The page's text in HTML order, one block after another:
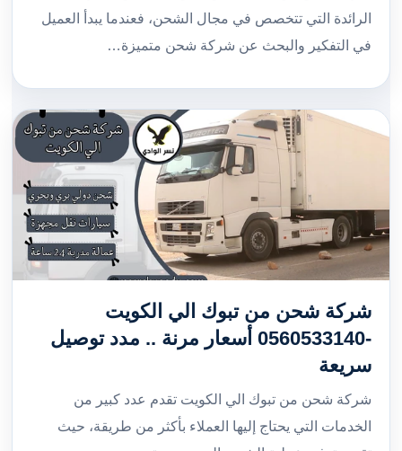
الرائدة التي تتخصص في مجال الشحن، فعندما يبدأ العميل
في التفكير والبحث عن شركة شحن متميزة…
شركة شحن من تبوك الي الكويت
-0560533140 أسعار مرنة .. مدد توصيل
سريعة
شركة شحن من تبوك الي الكويت تقدم عدد كبير من
الخدمات التي يحتاج إليها العملاء بأكثر من طريقة، حيث